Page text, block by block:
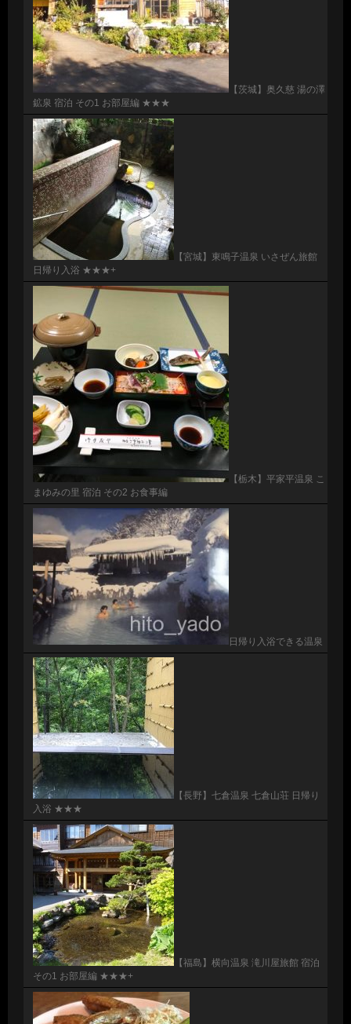
【茨城】奥久慈 湯の澤
鉱泉 宿泊 その1 お部屋編 ★★★
【宮城】東鳴子温泉 いさぜん旅館
日帰り入浴 ★★★+
【栃木】平家平温泉 こ
まゆみの里 宿泊 その2 お食事編
日帰り入浴できる温泉
【長野】七倉温泉 七倉山荘 日帰り
入浴 ★★★
【福島】横向温泉 滝川屋旅館 宿泊
その1 お部屋編 ★★★+